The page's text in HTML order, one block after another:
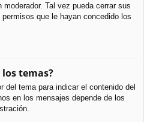
Tal vez pueda cerrar sus
que le hayan concedido los
temas?
del tema para indicar el contenido del
en los mensajes depende de los